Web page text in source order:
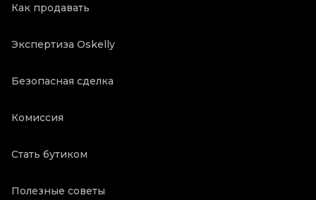
Как продавать
Экспертиза Oskelly
Безопасная сделка
Комиссия
Стать бутиком
Полезные советы